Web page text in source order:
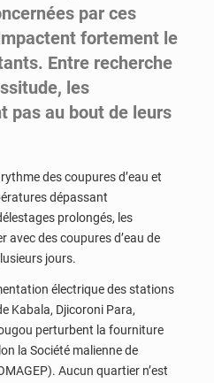
par ces
fortement le
Entre recherche
les
pas au bout de leurs
des coupures d’eau et
dépassant
prolongés, les
des coupures d’eau de
jours.
électrique des stations
Kabala, Djicoroni Para,
perturbent la fourniture
la Société malienne de
Aucun quartier n’est